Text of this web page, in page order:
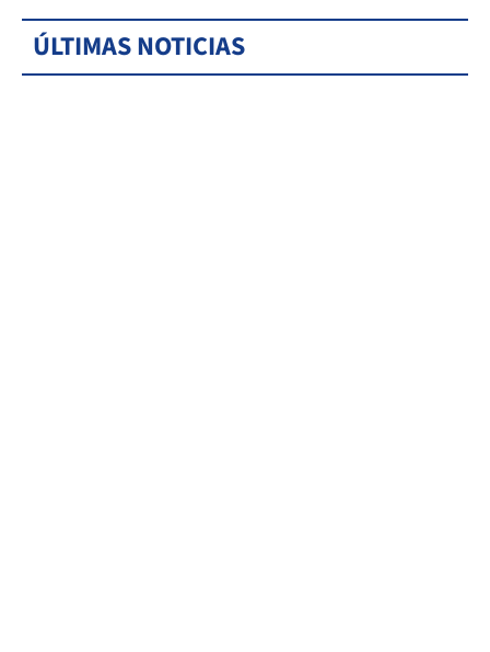
ÚLTIMAS NOTICIAS